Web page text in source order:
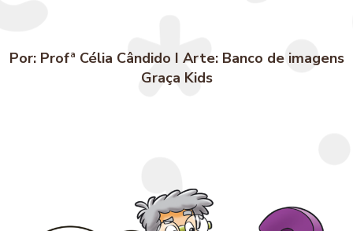
Por: Profª Célia Cândido I Arte: Banco de imagens
Graça Kids